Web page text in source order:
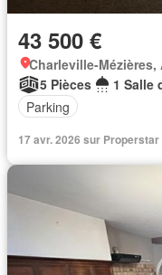
43 500 €
Charleville-
5 Pièces
1 Salle
Parking
17 avr. 2026 sur Properstar